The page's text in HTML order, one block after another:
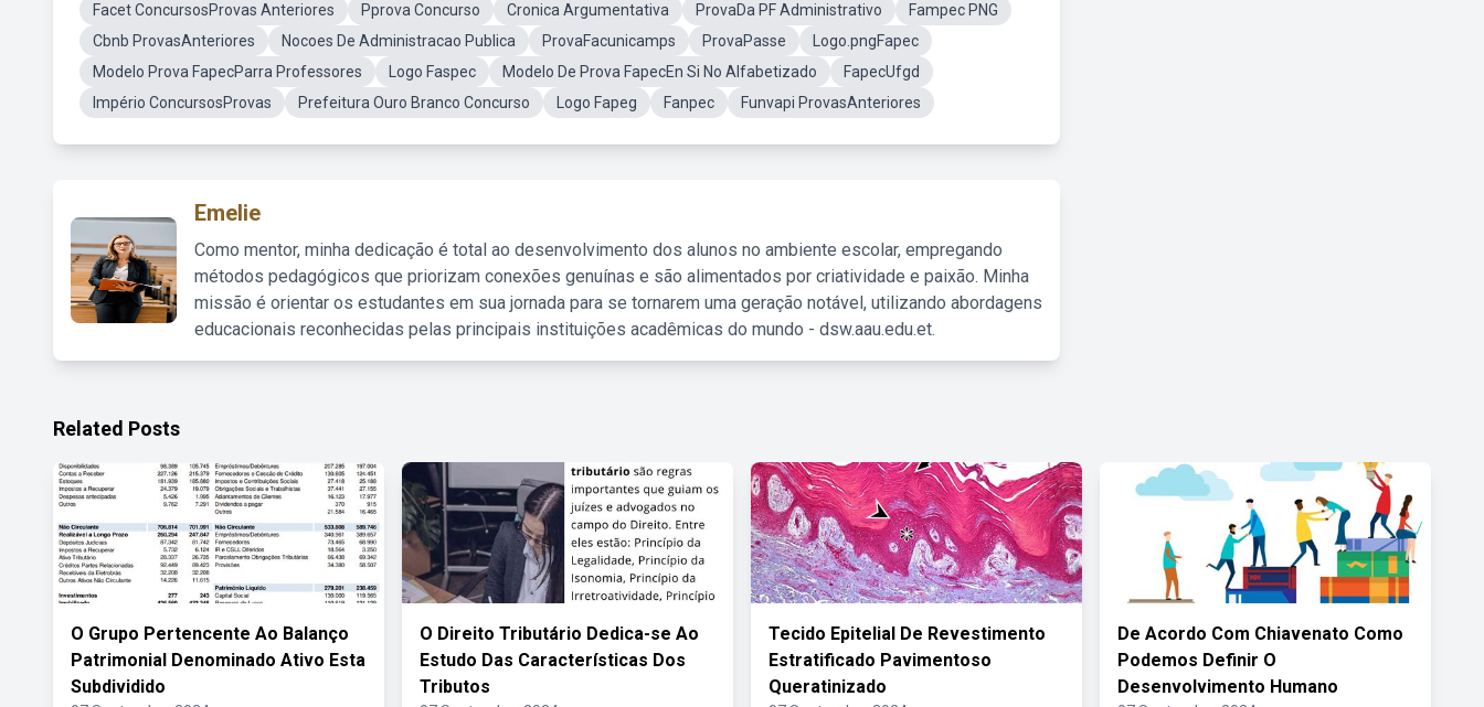
Facet ConcursosProvas Anteriores
Pprova Concurso Cronica Argumentativa ProvaDa PF Administrativo
Fampec PNG
Cbnb ProvasAnteriores
Nocoes De Administracao Publica ProvaFacunicamps ProvaPasse
Logo.pngFapec
Modelo Prova FapecParra Professores
Logo Faspec Modelo De Prova FapecEn Si No Alfabetizado
FapecUfgd
Império ConcursosProvas
Prefeitura Ouro Branco Concurso Logo Fapeg Fanpec Funvapi ProvasAnteriores
Emelie
Como mentor, minha dedicação é total ao desenvolvimento dos alunos no ambiente escolar, empregando
métodos pedagógicos que priorizam conexões genuínas e são alimentados por criatividade e paixão. Minha
missão é orientar os estudantes em sua jornada para se tornarem uma geração notável, utilizando abordagens
educacionais reconhecidas pelas principais instituições acadêmicas do mundo - dsw.aau.edu.et.
Related Posts
O Grupo Pertencente Ao Balanço
Patrimonial Denominado Ativo Esta
Subdividido
O Direito Tributário Dedica-se Ao
Estudo Das Características Dos
Tributos
Tecido Epitelial De Revestimento
Estratificado Pavimentoso
Queratinizado
De Acordo Com Chiavenato Como
Podemos Definir O
Desenvolvimento Humano